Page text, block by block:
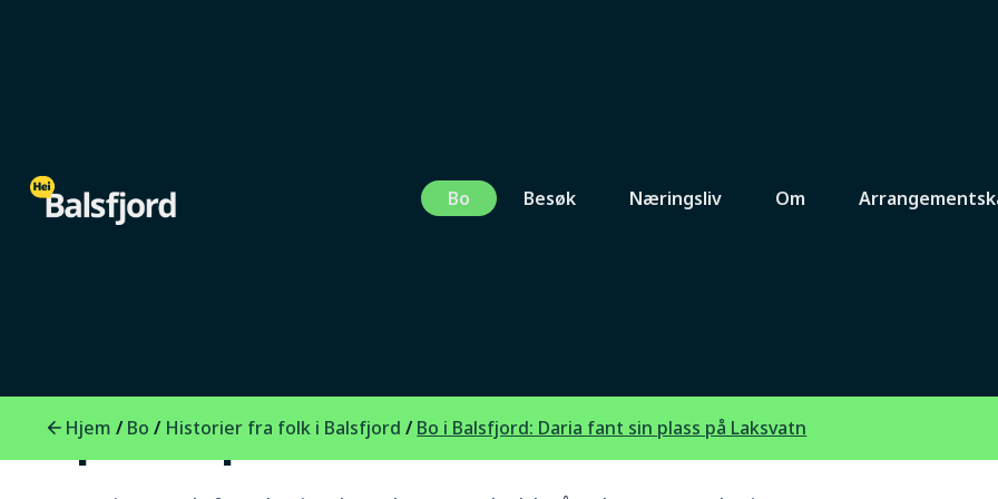
Bo Besøk Næringsliv Om
Hjem / Bo / Historier fra folk i Balsfjord / Bo i Balsfjord: Daria fant sin plass på Laksvatn
plass på Laksvatn